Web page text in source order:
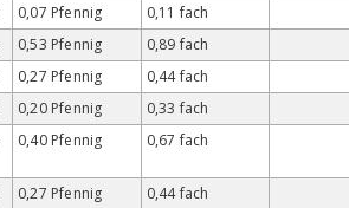
0,07 Pfennig
0,11 fach
0,53 Pfennig
0,89 fach
0,27 Pfennig
0,44 fach
0,20 Pfennig
0,33 fach
0,40 Pfennig 0,67 fach
0,27 Pfennig 0,44 fach